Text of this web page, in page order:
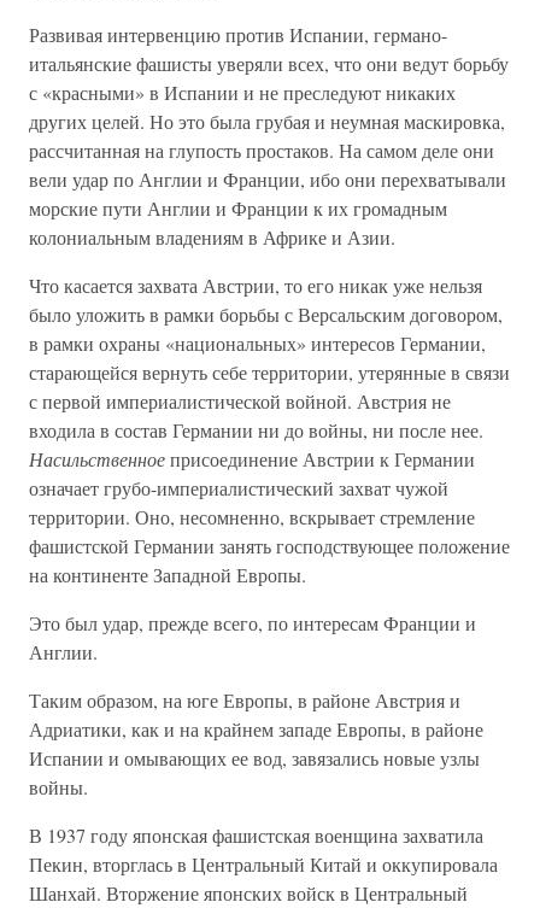
Развивая интервенцию против Испании, германо-
итальянские фашисты уверяли всех, что они ведут борьбу
с «красными» в Испании и не преследуют никаких
других целей. Но это была грубая и неумная маскировка,
рассчитанная на глупость простаков. На самом деле они
вели удар по Англии и Франции, ибо они перехватывали
морские пути Англии и Франции к их громадным
колониальным владениям в Африке и Азии.
Что касается захвата Австрии, то его никак уже нельзя
было уложить в рамки борьбы с Версальским договором,
в рамки охраны «национальных» интересов Германии,
старающейся вернуть себе территории, утерянные в связи
с первой империалистической войной. Австрия не
входила в состав Германии ни до войны, ни после нее.
Насильственноеприсоединение Австрии к Германии
означает грубо-империалистический захват чужой
территории. Оно, несомненно, вскрывает стремление
фашистской Германии занять господствующее положение
на континенте Западной Европы.
Это был удар, прежде всего, по интересам Франции и
Англии.
Таким образом, на юге Европы, в районе Австрия и
Адриатики, как и на крайнем западе Европы, в районе
Испании и омывающих ее вод, завязались новые узлы
войны.
В 1937 году японская фашистская военщина захватила
Пекин, вторглась в Центральный Китай и оккупировала
Шанхай. Вторжение японских войск в Центральный